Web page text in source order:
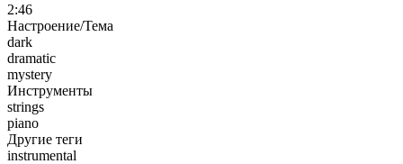
2:46
Настроение/Тема
dark
dramatic
mystery
Инструменты
strings
piano
Другие теги
instrumental